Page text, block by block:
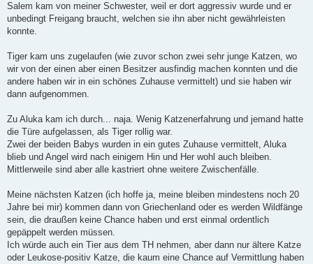
a
g
Salem kam von meiner Schwester, weil er dort aggressiv wurde und er
unbedingt Freigang braucht, welchen sie ihn aber nicht gewährleisten
konnte.
Tiger kam uns zugelaufen (wie zuvor schon zwei sehr junge Katzen, wo
wir von der einen aber einen Besitzer ausfindig machen konnten und die
andere haben wir in ein schönes Zuhause vermittelt) und sie haben wir
dann aufgenommen.
Zu Aluka kam ich durch... naja. Wenig Katzenerfahrung und jemand hatte
die Türe aufgelassen, als Tiger rollig war.
Zwei der beiden Babys wurden in ein gutes Zuhause vermittelt, Aluka
blieb und Angel wird nach einigem Hin und Her wohl auch bleiben.
Mittlerweile sind aber alle kastriert ohne weitere Zwischenfälle.
Meine nächsten Katzen (ich hoffe ja, meine bleiben mindestens noch 20
Jahre bei mir) kommen dann von Griechenland oder es werden Wildfänge
sein, die draußen keine Chance haben und erst einmal ordentlich
gepäppelt werden müssen.
Ich würde auch ein Tier aus dem TH nehmen, aber dann nur ältere Katze
oder Leukose-positiv Katze, die kaum eine Chance auf Vermittlung haben